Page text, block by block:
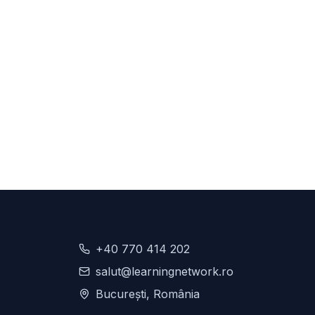
+40 770 414 202
salut@learningnetwork.ro
București, România